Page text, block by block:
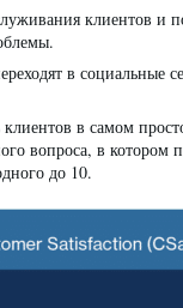
клиентов и
в социальные
в самом
вопроса, в котором
до 10.